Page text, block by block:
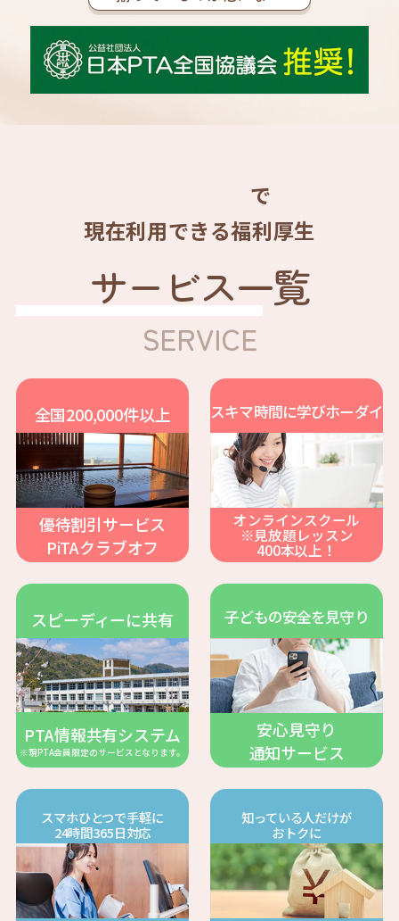
ココピタとは
料金・プラン
サービス紹介
利用者の声
よくある質問
公式サイト
法人の方はこちら
お問い合わせ
運営会社
特定商取引法に基づく表示
で
現在利用できる福利厚生
サービス一覧
SERVICE
全国200,000件以上
優待割引サービス
PiTAクラブオフ
スキマ時間に学びホーダイ
オンラインスクール
※見放題レッスン
400本以上！
スピーディーに共有
PTA情報共有システム
※現PTA会員限定のサービスとなります。
子どもの安全を見守り
安心見守り
通知サービス
スマホひとつで手軽に
24時間365日対応
知っている人だけが
おトクに